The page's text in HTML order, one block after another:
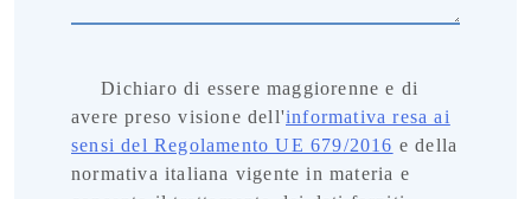
Dichiaro di essere maggiorenne e di
avere preso visione dell'informativa resa ai
sensi del Regolamento UE 679/2016 e della
normativa italiana vigente in materia e